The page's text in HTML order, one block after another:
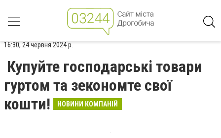
16:30, 24 червня 2024 р.
Купуйте господарські товари
гуртом та зекономте свої
кошти!
НОВИНИ КОМПАНІЙ